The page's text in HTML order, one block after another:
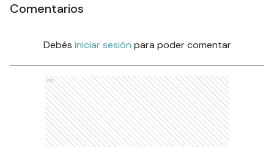
Comentarios
Debés iniciar sesión para poder comentar
Ads